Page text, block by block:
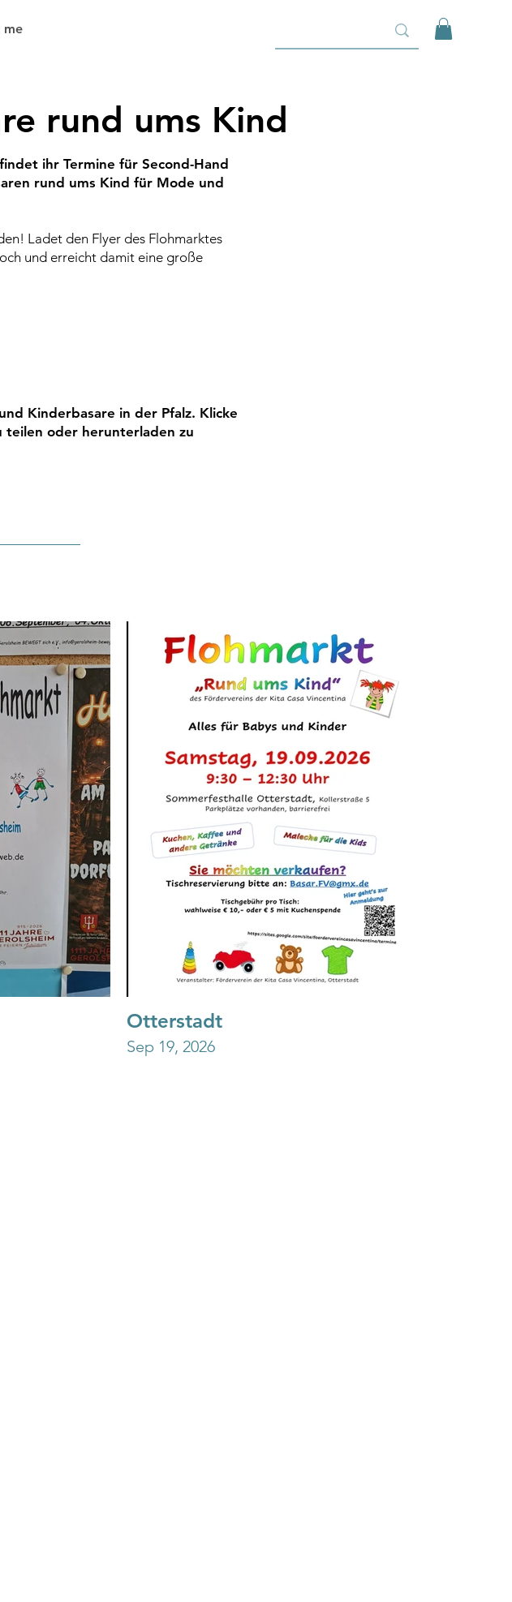
me
rund ums Kind
ihr Termine für Second-Hand
rund ums Kind für Mode und
Ladet den Flyer des Flohmarktes
und erreicht damit eine große
Kinderbasare in der Pfalz. Klicke
teilen oder herunterladen zu
Otterstadt
Sep 19, 2026